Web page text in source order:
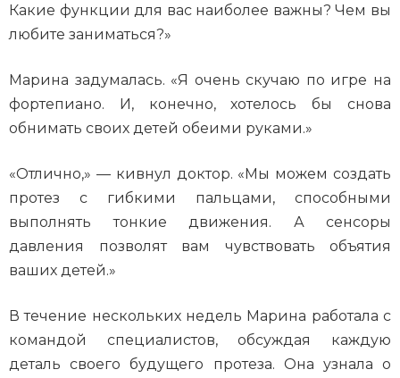
Какие функции для вас наиболее важны? Чем вы
любите заниматься?»
Марина задумалась. «Я очень скучаю по игре на
фортепиано. И, конечно, хотелось бы снова
обнимать своих детей обеими руками.»
«Отлично,» — кивнул доктор. «Мы можем создать
протез с гибкими пальцами, способными
выполнять тонкие движения. А сенсоры
давления позволят вам чувствовать объятия
ваших детей.»
В течение нескольких недель Марина работала с
командой специалистов, обсуждая каждую
деталь своего будущего протеза. Она узнала о